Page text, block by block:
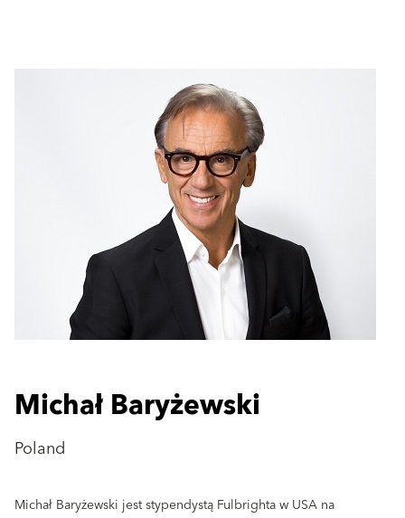
Michał Baryżewski
Poland
Michał Baryżewski jest stypendystą Fulbrighta w USA na